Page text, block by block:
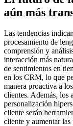
aún más
Las tendencias
procesamiento de
comprensión y
interacción más
de sentimientos en
en los CRM, lo que
manera proactiva a
clientes. Además, los
personalización
cliente serán
cliente y aumentar las